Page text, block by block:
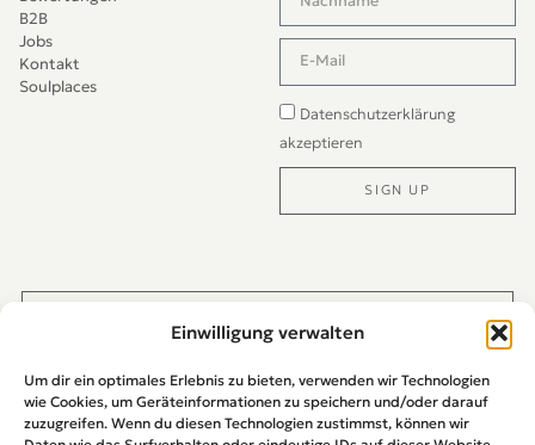
Einwilligung verwalten
Um dir ein optimales Erlebnis zu bieten, verwenden wir Technologien
wie Cookies, um Geräteinformationen zu speichern und/oder darauf
zuzugreifen. Wenn du diesen Technologien zustimmst, können wir
B2B
Jobs
Kontakt
Soulplaces
Datenschutzerklärung
akzeptieren
SIGN UP